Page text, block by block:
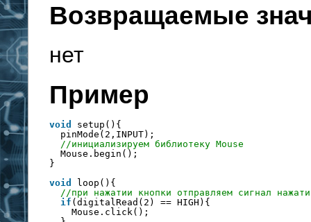
Возвращаемые
нет
Пример
void
setup(){
pinMode(2,INPUT);
//инициализируем библиотеку Mouse
Mouse.begin();
}
void
loop(){
//при нажатии кнопки отправляем сигнал
if (digitalRead(2) == HIGH){
Mouse.click();